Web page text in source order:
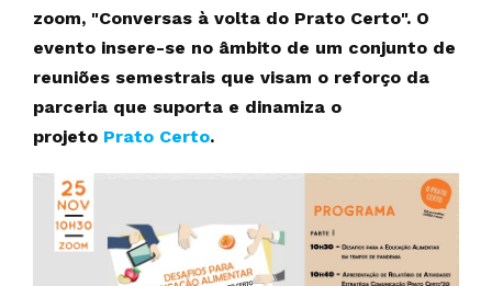
zoom, "Conversas à volta do Prato Certo". O
evento insere-se no âmbito de um conjunto de
reuniões semestrais que visam o reforço da
parceria que suporta e dinamiza o
projeto Prato Certo.